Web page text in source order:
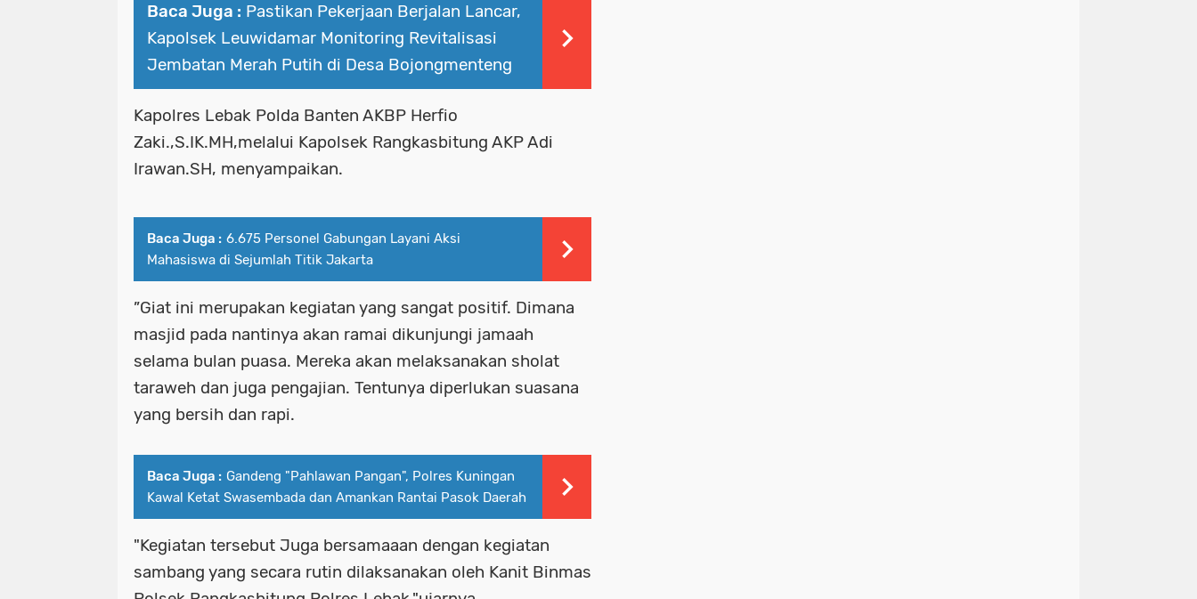
Baca Juga : Pastikan Pekerjaan Berjalan Lancar,
Kapolsek Leuwidamar Monitoring Revitalisasi
Jembatan Merah Putih di Desa Bojongmenteng
Kapolres Lebak Polda Banten AKBP Herfio
Zaki.,S.IK.MH,melalui Kapolsek Rangkasbitung AKP Adi
Irawan.SH, menyampaikan.
Baca Juga : 6.675 Personel Gabungan Layani Aksi
Mahasiswa di Sejumlah Titik Jakarta
”Giat ini merupakan kegiatan yang sangat positif. Dimana
masjid pada nantinya akan ramai dikunjungi jamaah
selama bulan puasa. Mereka akan melaksanakan sholat
taraweh dan juga pengajian. Tentunya diperlukan suasana
yang bersih dan rapi.
Baca Juga : Gandeng "Pahlawan Pangan", Polres Kuningan
Kawal Ketat Swasembada dan Amankan Rantai Pasok Daerah
"Kegiatan tersebut Juga bersamaaan dengan kegiatan
sambang yang secara rutin dilaksanakan oleh Kanit Binmas